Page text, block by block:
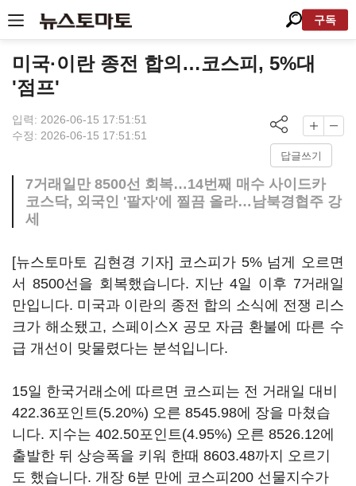
구독
미국·이란 종전 합의…코스피, 5%대
'점프'
입력: 2026-06-15 17:51:51
수정: 2026-06-15 17:51:51
답글쓰기
7거래일만 8500선 회복…14번째 매수 사이드카
코스닥, 외국인 '팔자'에 찔끔 올라…남북경협주 강
세
[뉴스토마토 김현경 기자] 코스피가 5% 넘게 오르면
서 8500선을 회복했습니다. 지난 4일 이후 7거래일
만입니다. 미국과 이란의 종전 합의 소식에 전쟁 리스
크가 해소됐고, 스페이스X 공모 자금 환불에 따른 수
급 개선이 맞물렸다는 분석입니다.
15일 한국거래소에 따르면 코스피는 전 거래일 대비
422.36포인트(5.20%) 오른 8545.98에 장을 마쳤습
니다. 지수는 402.50포인트(4.95%) 오른 8526.12에
출발한 뒤 상승폭을 키워 한때 8603.48까지 오르기
도 했습니다. 개장 6분 만에 코스피200 선물지수가